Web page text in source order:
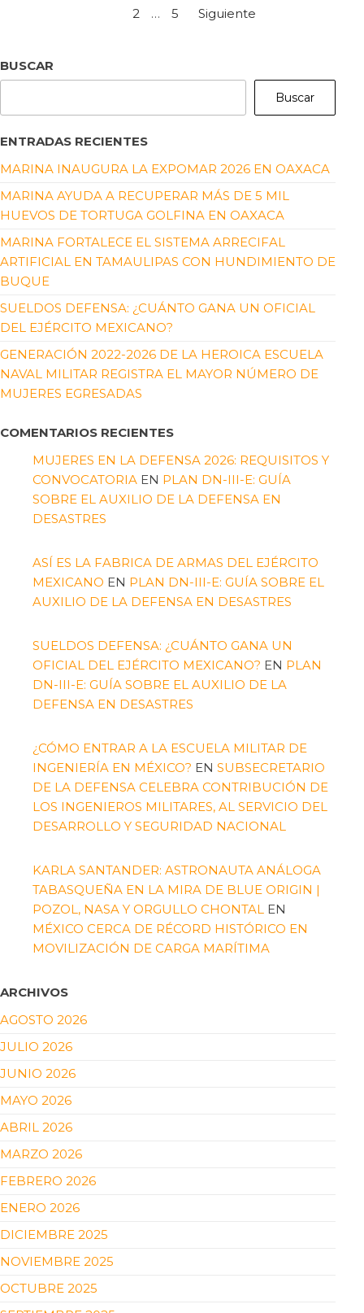
2 … 5 Siguiente
BUSCAR
Buscar
ENTRADAS RECIENTES
MARINA INAUGURA LA EXPOMAR 2026 EN OAXACA
MARINA AYUDA A RECUPERAR MÁS DE 5 MIL
HUEVOS DE TORTUGA GOLFINA EN OAXACA
MARINA FORTALECE EL SISTEMA ARRECIFAL
ARTIFICIAL EN TAMAULIPAS CON HUNDIMIENTO DE
BUQUE
SUELDOS DEFENSA: ¿CUÁNTO GANA UN OFICIAL
DEL EJÉRCITO MEXICANO?
GENERACIÓN 2022-2026 DE LA HEROICA ESCUELA
NAVAL MILITAR REGISTRA EL MAYOR NÚMERO DE
MUJERES EGRESADAS
COMENTARIOS RECIENTES
MUJERES EN LA DEFENSA 2026: REQUISITOS Y
CONVOCATORIA EN PLAN DN-III-E: GUÍA
SOBRE EL AUXILIO DE LA DEFENSA EN
DESASTRES
ASÍ ES LA FABRICA DE ARMAS DEL EJÉRCITO
MEXICANO EN PLAN DN-III-E: GUÍA SOBRE EL
AUXILIO DE LA DEFENSA EN DESASTRES
SUELDOS DEFENSA: ¿CUÁNTO GANA UN
OFICIAL DEL EJÉRCITO MEXICANO? EN PLAN
DN-III-E: GUÍA SOBRE EL AUXILIO DE LA
DEFENSA EN DESASTRES
¿CÓMO ENTRAR A LA ESCUELA MILITAR DE
INGENIERÍA EN MÉXICO? EN SUBSECRETARIO
DE LA DEFENSA CELEBRA CONTRIBUCIÓN DE
LOS INGENIEROS MILITARES, AL SERVICIO DEL
DESARROLLO Y SEGURIDAD NACIONAL
KARLA SANTANDER: ASTRONAUTA ANÁLOGA
TABASQUEÑA EN LA MIRA DE BLUE ORIGIN |
POZOL, NASA Y ORGULLO CHONTAL EN
MÉXICO CERCA DE RÉCORD HISTÓRICO EN
MOVILIZACIÓN DE CARGA MARÍTIMA
ARCHIVOS
AGOSTO 2026
JULIO 2026
JUNIO 2026
MAYO 2026
ABRIL 2026
MARZO 2026
FEBRERO 2026
ENERO 2026
DICIEMBRE 2025
NOVIEMBRE 2025
OCTUBRE 2025